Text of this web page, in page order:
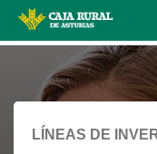
Cargando
contenido,
por
favor
espere...
LÍNEAS DE